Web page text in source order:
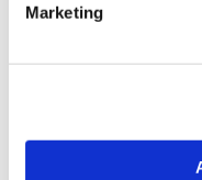
Marketing
>